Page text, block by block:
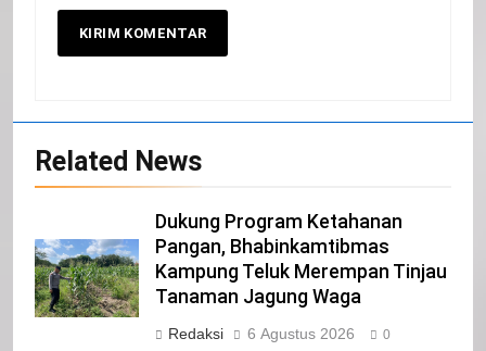
Related News
Dukung Program Ketahanan
Pangan, Bhabinkamtibmas
Kampung Teluk Merempan Tinjau
Tanaman Jagung Waga
Redaksi 6 Agustus 2026 0
20
Selamat Hari Kebangkitan Nasional
IKLAN
21